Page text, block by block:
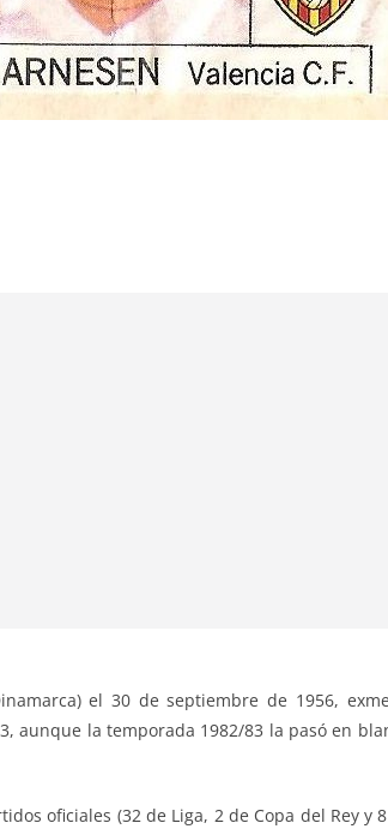
el 30 de septiembre de 1956,
aunque la temporada 1982/83 la pasó en
oficiales (32 de Liga, 2 de Copa del Rey y 8